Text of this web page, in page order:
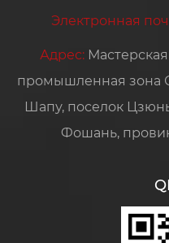
Электронная
Адрес:
промышленная зона
Шапу, поселок
Фошань,